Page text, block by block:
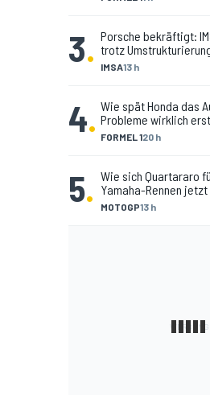
3. IMSA13 h
Porsche bekräftigt:
trotz
4. FORMEL 120 h
Wie spät Honda das
Probleme wirklich
5. MOTOGP13 h
Wie sich Quartararo
Yamaha-Rennen